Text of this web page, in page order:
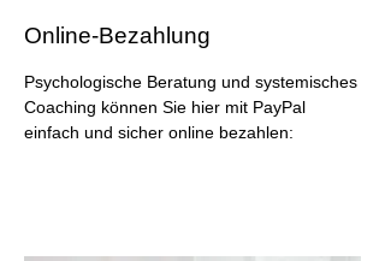
Online-Bezahlung
Psychologische Beratung und systemisches
Coaching können Sie hier mit PayPal
einfach und sicher online bezahlen: